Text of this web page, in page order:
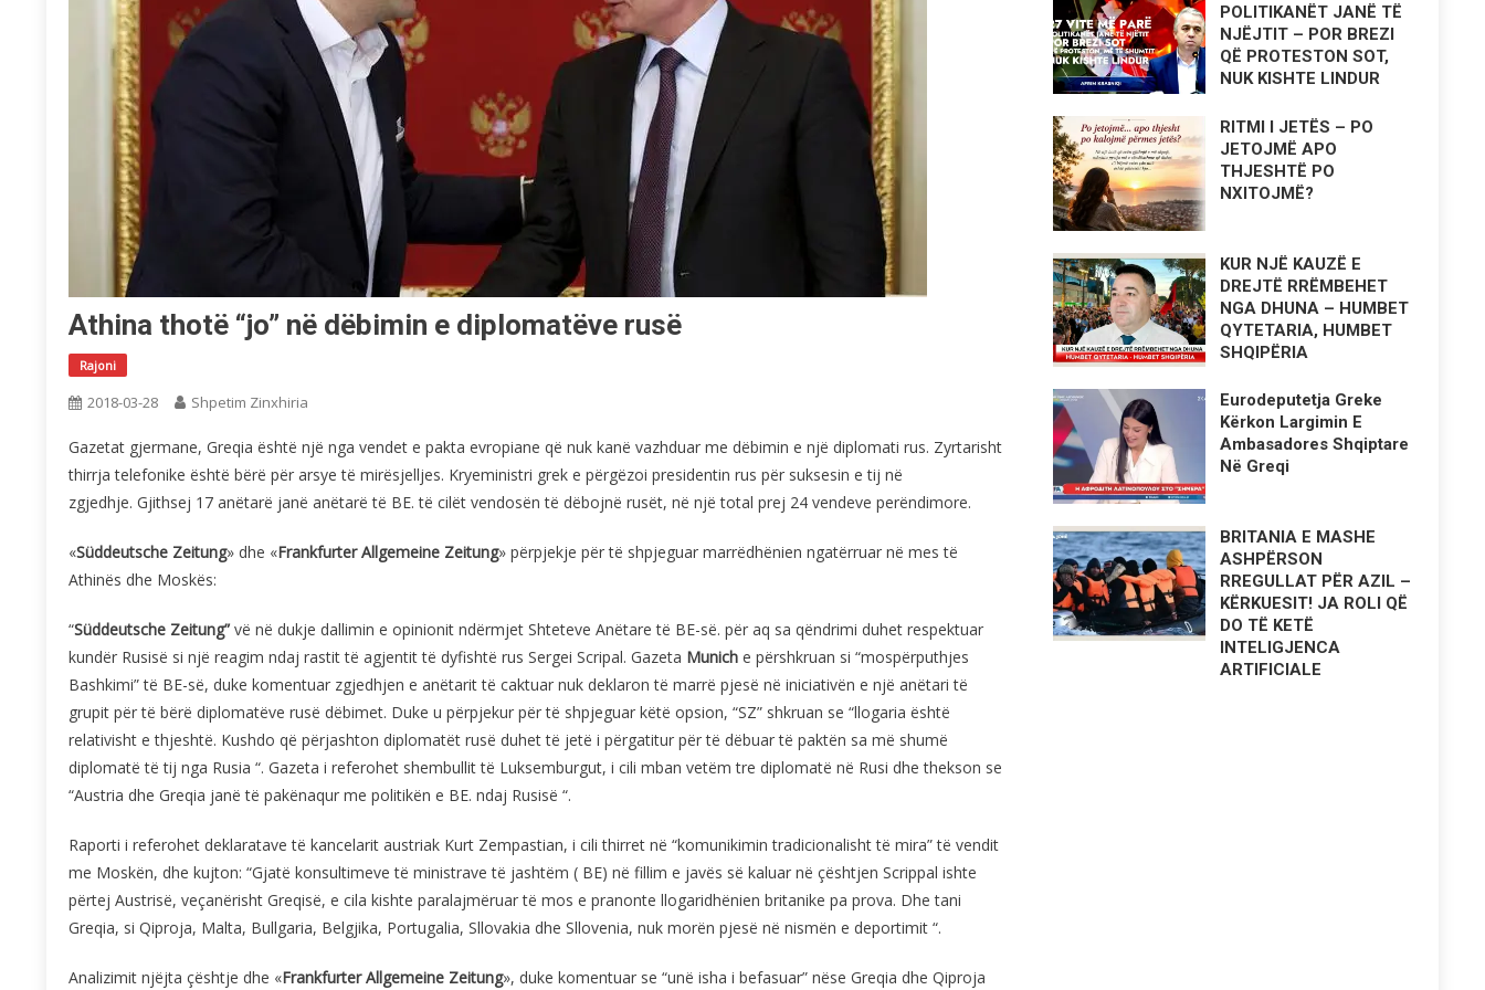
Athina thotë “jo” në dëbimin e diplomatëve rusë
Rajoni
2018-03-28 Shpetim Zinxhiria
Gazetat gjermane, Greqia është një nga vendet e pakta evropiane që nuk kanë vazhduar me dëbimin e një diplomati rus. Zyrtarisht
thirrja telefonike është bërë për arsye të mirësjelljes. Kryeministri grek e përgëzoi presidentin rus për suksesin e tij në
zgjedhje. Gjithsej 17 anëtarë janë anëtarë të BE. të cilët vendosën të dëbojnë rusët, në një total prej 24 vendeve perëndimore.
«Süddeutsche Zeitung» dhe «Frankfurter Allgemeine Zeitung» përpjekje për të shpjeguar marrëdhënien ngatërruar në mes të
Athinës dhe Moskës:
“Süddeutsche Zeitung” vë në dukje dallimin e opinionit ndërmjet Shteteve Anëtare të BE-së. për aq sa qëndrimi duhet respektuar
kundër Rusisë si një reagim ndaj rastit të agjentit të dyfishtë rus Sergei Scripal. Gazeta Munich e përshkruan si “mospërputhjes
Bashkimi” të BE-së, duke komentuar zgjedhjen e anëtarit të caktuar nuk deklaron të marrë pjesë në iniciativën e një anëtari të
grupit për të bërë diplomatëve rusë dëbimet. Duke u përpjekur për të shpjeguar këtë opsion, “SZ” shkruan se “llogaria është
relativisht e thjeshtë. Kushdo që përjashton diplomatët rusë duhet të jetë i përgatitur për të dëbuar të paktën sa më shumë
diplomatë të tij nga Rusia “. Gazeta i referohet shembullit të Luksemburgut, i cili mban vetëm tre diplomatë në Rusi dhe thekson se
“Austria dhe Greqia janë të pakënaqur me politikën e BE. ndaj Rusisë “.
Raporti i referohet deklaratave të kancelarit austriak Kurt Zempastian, i cili thirret në “komunikimin tradicionalisht të mira” të vendit
me Moskën, dhe kujton: “Gjatë konsultimeve të ministrave të jashtëm ( BE) në fillim e javës së kaluar në çështjen Scrippal ishte
përtej Austrisë, veçanërisht Greqisë, e cila kishte paralajmëruar të mos e pranonte llogaridhënien britanike pa prova. Dhe tani
Greqia, si Qiproja, Malta, Bullgaria, Belgjika, Portugalia, Sllovakia dhe Sllovenia, nuk morën pjesë në nismën e deportimit “.
Analizimit njëjta çështje dhe «Frankfurter Allgemeine Zeitung», duke komentuar se “unë isha i befasuar” nëse Greqia dhe Qiproja
POLITIKANËT JANË TË
NJËJTIT – POR BREZI
QË PROTESTON SOT,
NUK KISHTE LINDUR
RITMI I JETËS – PO
JETOJMË APO
THJESHTË PO
NXITOJMË?
KUR NJË KAUZË E
DREJTË RRËMBEHET
NGA DHUNA – HUMBET
QYTETARIA, HUMBET
SHQIPËRIA
Eurodeputetja Greke
Kërkon Largimin E
Ambasadores Shqiptare
Në Greqi
BRITANIA E MASHE
ASHPËRSON
RREGULLAT PËR AZIL –
KËRKUESIT! JA ROLI QË
DO TË KETË
INTELIGJENCA
ARTIFICIALE